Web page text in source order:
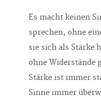
Es macht keinen
sprechen, ohne
sie sich als Stärke
ohne Widerstände
Stärke ist immer
Sinne immer